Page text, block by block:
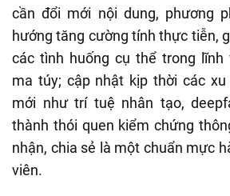
cần đổi mới nội dung, phương
hướng tăng cường tính thực tiễn,
các tình huống cụ thể trong lĩnh
ma túy; cập nhật kịp thời các xu
mới như trí tuệ nhân tạo,
thành thói quen kiểm chứng
nhận, chia sẻ là một chuẩn mực
viên.